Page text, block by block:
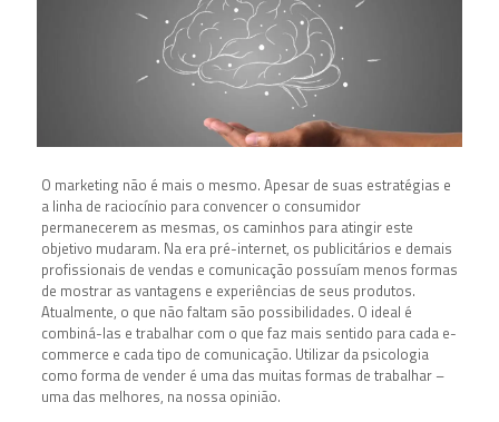
O marketing não é mais o mesmo. Apesar de suas estratégias e
a linha de raciocínio para convencer o consumidor
permanecerem as mesmas, os caminhos para atingir este
objetivo mudaram. Na era pré-internet, os publicitários e demais
profissionais de vendas e comunicação possuíam menos formas
de mostrar as vantagens e experiências de seus produtos.
Atualmente, o que não faltam são possibilidades. O ideal é
combiná-las e trabalhar com o que faz mais sentido para cada e-
commerce e cada tipo de comunicação. Utilizar da psicologia
como forma de vender é uma das muitas formas de trabalhar –
uma das melhores, na nossa opinião.